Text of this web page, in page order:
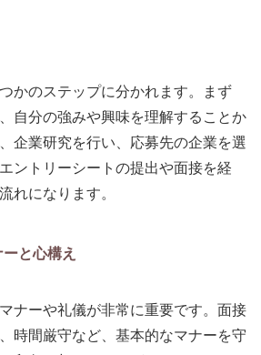
かのステップに分かれます。まず
自分の強みや興味を理解することか
企業研究を行い、応募先の企業を選
ントリーシートの提出や面接を経
れになります。
と心構え
ナーや礼儀が非常に重要です。面接
時間厳守など、基本的なマナーを守